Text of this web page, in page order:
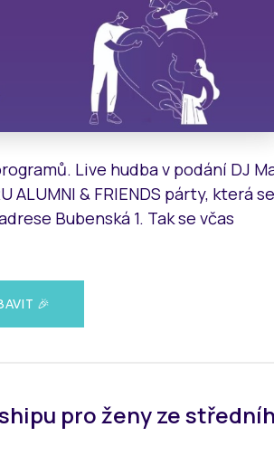
Live hudba v podání DJ
& FRIENDS párty, která
Bubenská 1. Tak se včas
🎉
pro ženy ze